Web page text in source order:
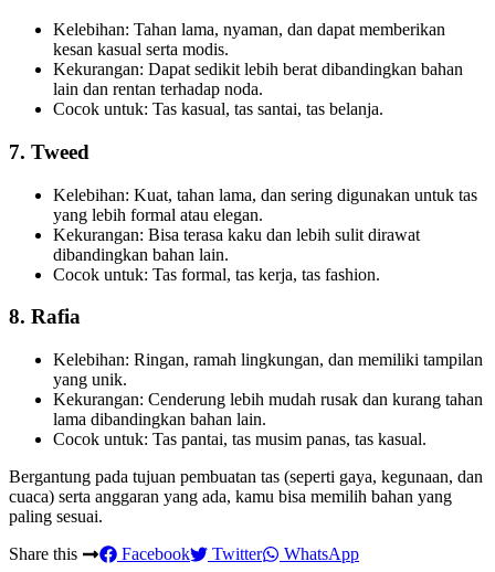
Kelebihan: Tahan lama, nyaman, dan dapat memberikan
kesan kasual serta modis.
Kekurangan: Dapat sedikit lebih berat dibandingkan bahan
lain dan rentan terhadap noda.
Cocok untuk: Tas kasual, tas santai, tas belanja.
7. Tweed
Kelebihan: Kuat, tahan lama, dan sering digunakan untuk tas
yang lebih formal atau elegan.
Kekurangan: Bisa terasa kaku dan lebih sulit dirawat
dibandingkan bahan lain.
Cocok untuk: Tas formal, tas kerja, tas fashion.
8. Rafia
Kelebihan: Ringan, ramah lingkungan, dan memiliki tampilan
yang unik.
Kekurangan: Cenderung lebih mudah rusak dan kurang tahan
lama dibandingkan bahan lain.
Cocok untuk: Tas pantai, tas musim panas, tas kasual.
Bergantung pada tujuan pembuatan tas (seperti gaya, kegunaan, dan
cuaca) serta anggaran yang ada, kamu bisa memilih bahan yang
paling sesuai.
Share this
Facebook Twitter WhatsApp